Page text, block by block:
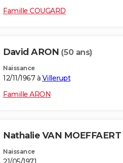
Famille COUGARD
David ARON (50 ans)
Naissance
12/11/1967 à Villerupt
Famille ARON
Nathalie VAN MOEFFAERT
Naissance